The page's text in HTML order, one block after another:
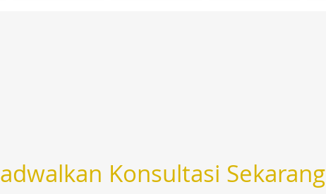
adwalkan Konsultasi Sekarang